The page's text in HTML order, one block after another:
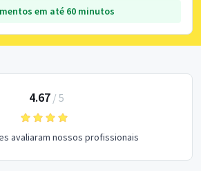
em até 60 minutos
4.67/ 5
avaliaram nossos profissionais